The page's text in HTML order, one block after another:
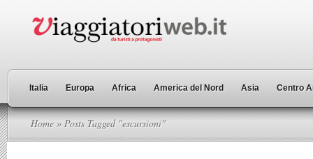
Italia Europa Africa America del Nord Asia Centro
Home » Posts Tagged "escursioni"